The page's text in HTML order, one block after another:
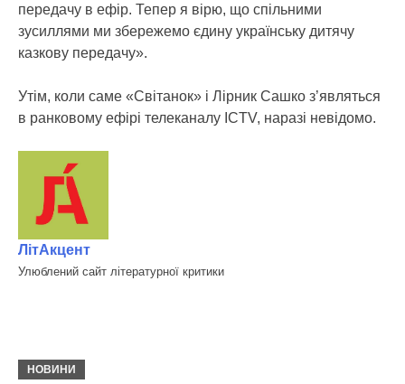
передачу в ефір. Тепер я вірю, що спільними
зусиллями ми збережемо єдину українську дитячу
казкову передачу».
Утім, коли саме «Світанок» і Лірник Сашко з’являться
в ранковому ефірі телеканалу ICTV, наразі невідомо.
ЛітАкцент
Улюблений сайт літературної критики
НОВИНИ